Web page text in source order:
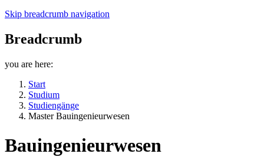
Skip breadcrumb navigation
Breadcrumb
you are here:
Start
Studium
Studiengänge
Master Bauingenieurwesen
Bauingenieurwesen